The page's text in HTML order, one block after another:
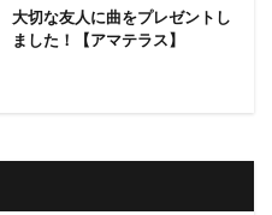
大切な友人に曲をプレゼントし
ました！【アマテラス】